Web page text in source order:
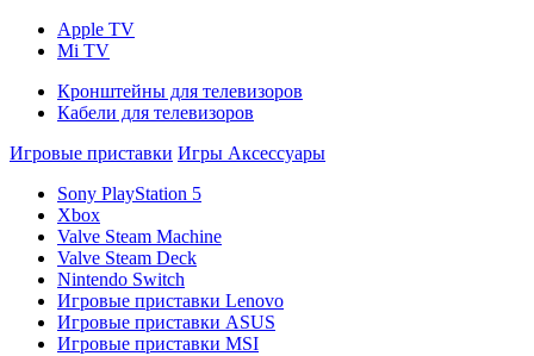
Apple TV
Mi TV
Кронштейны для телевизоров
Кабели для телевизоров
Игровые приставки Игры Аксессуары
Sony PlayStation 5
Xbox
Valve Steam Machine
Valve Steam Deck
Nintendo Switch
Игровые приставки Lenovo
Игровые приставки ASUS
Игровые приставки MSI